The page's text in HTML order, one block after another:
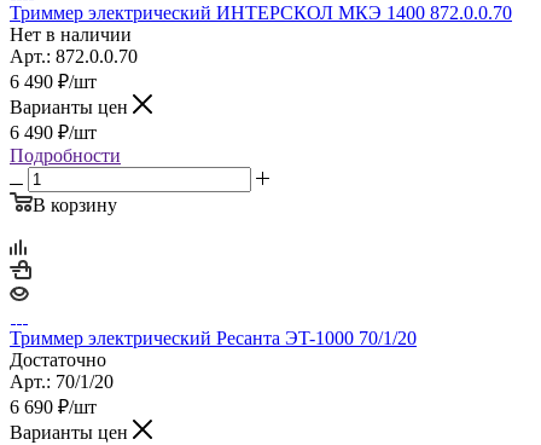
Триммер электрический ИНТЕРСКОЛ МКЭ 1400 872.0.0.70
Нет в наличии
Арт.: 872.0.0.70
6 490 ₽/шт
Варианты цен
6 490 ₽/шт
Подробности
В корзину
Триммер электрический Ресанта ЭT-1000 70/1/20
Достаточно
Арт.: 70/1/20
6 690 ₽/шт
Варианты цен